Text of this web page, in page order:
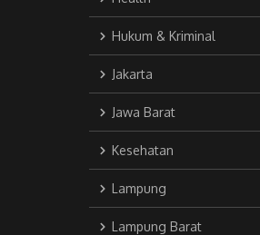
Hukum & Kriminal
Jakarta
Jawa Barat
Kesehatan
Lampung
Lampung Barat